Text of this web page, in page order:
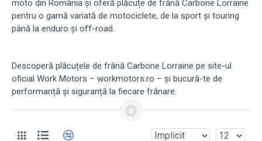
moto din România și oferă plăcuțe de frână Carbone Lorraine
pentru o gamă variată de motociclete, de la sport și touring
până la enduro și off-road.
Descoperă plăcuțele de frână Carbone Lorraine pe site-ul
oficial Work Motors – workmotors.ro – și bucură-te de
performanță și siguranță la fiecare frânare.